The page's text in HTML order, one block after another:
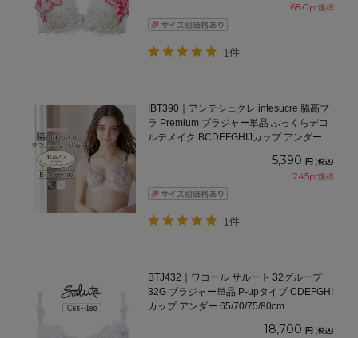
680pt獲得
1件
IBT390｜アンテシュクレ intesucre 脇高ブ
ラ Premium ブラジャー単品 ふっくらデコ
ルテメイク BCDEFGHIJカップ アンダー
5,390 円 (税込)
245pt獲得
1件
BTJ432｜ワコール サルート 32グループ
32G ブラジャー単品 P-upタイプ CDEFGHI
カップ アンダー 65/70/75/80cm
18,700 円 (税込)